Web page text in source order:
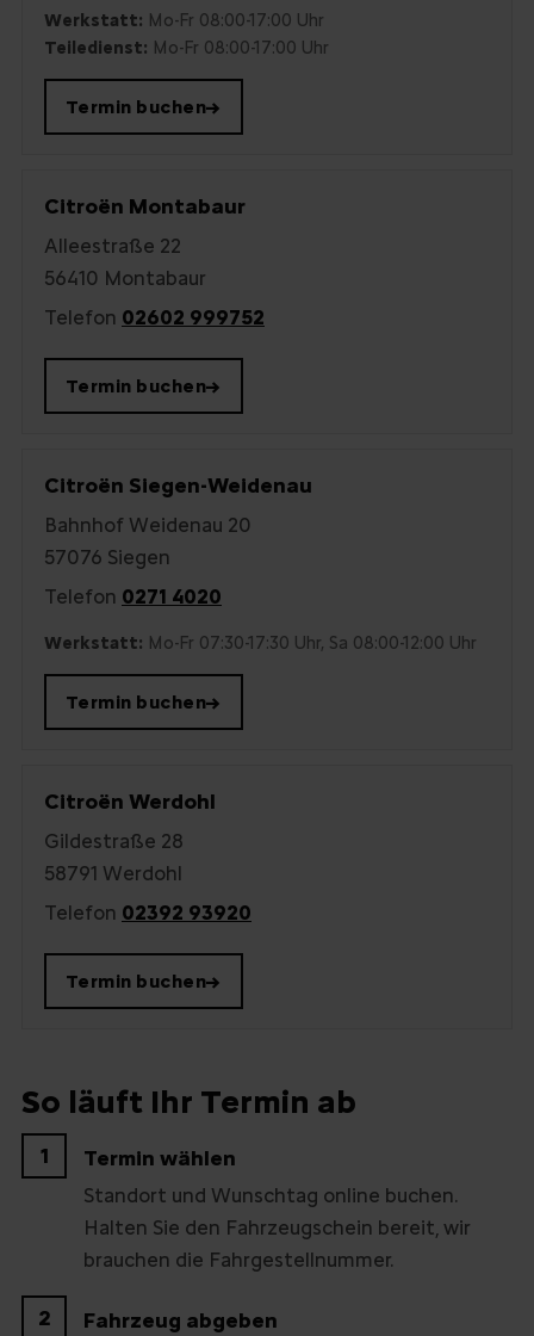
Werkstatt: Mo-Fr 08:00-17:00 Uhr
Teiledienst: Mo-Fr 08:00-17:00 Uhr
Termin buchen→
Citroën Montabaur
Alleestraße 22
56410 Montabaur
Telefon 02602 999752
Termin buchen→
Citroën Siegen-Weidenau
Bahnhof Weidenau 20
57076 Siegen
Telefon 0271 4020
Werkstatt: Mo-Fr 07:30-17:30 Uhr, Sa 08:00-12:00 Uhr
Termin buchen→
Citroën Werdohl
Gildestraße 28
58791 Werdohl
Telefon 02392 93920
Termin buchen→
So läuft Ihr Termin ab
1 Termin wählen
Standort und Wunschtag online buchen.
Halten Sie den Fahrzeugschein bereit, wir
brauchen die Fahrgestellnummer.
2 Fahrzeug abgeben